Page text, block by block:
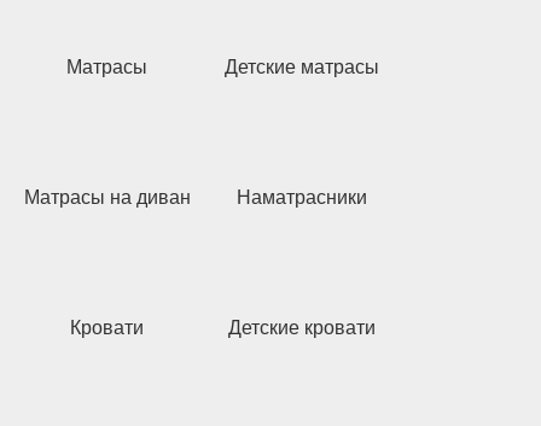
Матрасы Детские матрасы
Матрасы на диван Наматрасники
Кровати Детские кровати